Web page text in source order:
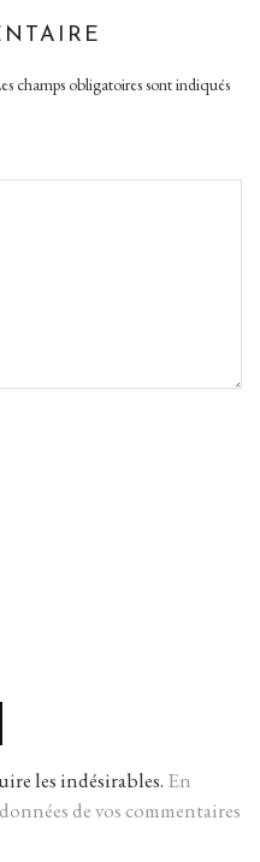
champs obligatoires sont indiqués
les indésirables. En
de vos commentaires